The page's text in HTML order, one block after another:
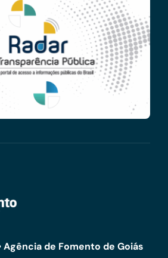
de Fomento de Goiás